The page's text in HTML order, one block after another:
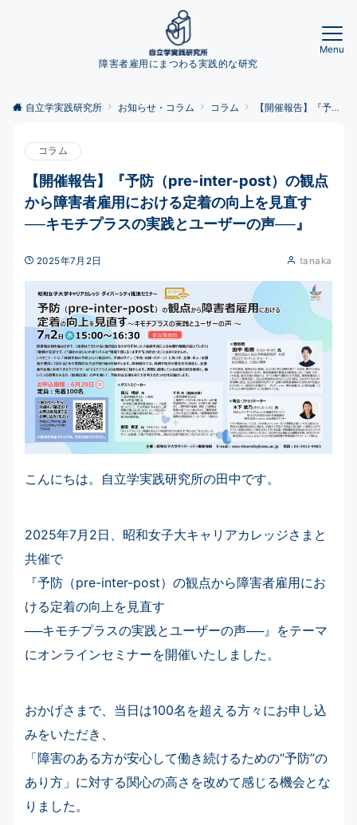
障害者雇用にまつわる実践的な研究
Menu
自立学実践研究所 お知らせ・コラム コラム 【開催報告】『予防（pre-inter-post）の観点から障害者雇用における定着の向上を見直す ──キモチプラスの実践とユーザーの声──』
コラム
【開催報告】『予防（pre-inter-post）の観点
から障害者雇用における定着の向上を見直す
──キモチプラスの実践とユーザーの声──』
2025年7月2日 tanaka
こんにちは。自立学実践研究所の田中です。
2025年7月2日、昭和女子大キャリアカレッジさまと
共催で
『予防（pre-inter-post）の観点から障害者雇用にお
ける定着の向上を見直す
──キモチプラスの実践とユーザーの声──』をテーマ
にオンラインセミナーを開催いたしました。
おかげさまで、当日は100名を超える方々にお申し込
みをいただき、
「障害のある方が安心して働き続けるための“予防”の
あり方」に対する関心の高さを改めて感じる機会とな
りました。